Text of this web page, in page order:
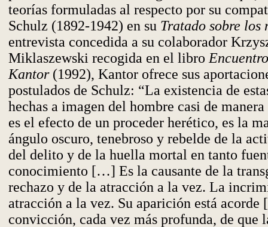
teorías formuladas al respecto por su
Schulz (1892-1942) en su Tratado sobre los
entrevista concedida a su colaborador
Miklaszewski recogida en el libro
Kantor (1992), Kantor ofrece sus
postulados de Schulz: “La existencia de
hechas a imagen del hombre casi de
es el efecto de un proceder herético, es la
ángulo oscuro, tenebroso y rebelde de la
del delito y de la huella mortal en tanto
conocimiento […] Es la causante de la
rechazo y de la atracción a la vez. La
atracción a la vez. Su aparición está acorde [
convicción, cada vez más profunda, de que